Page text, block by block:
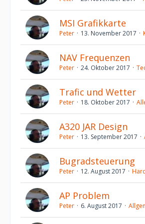
MSI Grafikkarte
Peter 13. November 2017
NAV Frequenzen
Peter 24. Oktober 2017
Trafic und Wetter
Peter 18. Oktober 2017
A320 JAR Design
Peter 13. September 2017
Bugradsteuerung
Peter 12. August 2017
AP Problem
Peter 6. August 2017